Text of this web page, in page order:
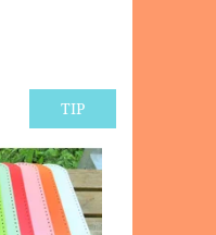
TIP
na výrobu
malé